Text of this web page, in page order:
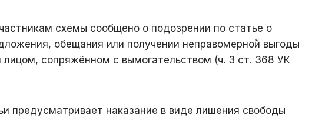
схемы сообщено о подозрении по статье о
обещания или получении неправомерной выгоды
сопряжённом с вымогательством (ч. 3 ст. 368 УК
предусматривает наказание в виде лишения свободы